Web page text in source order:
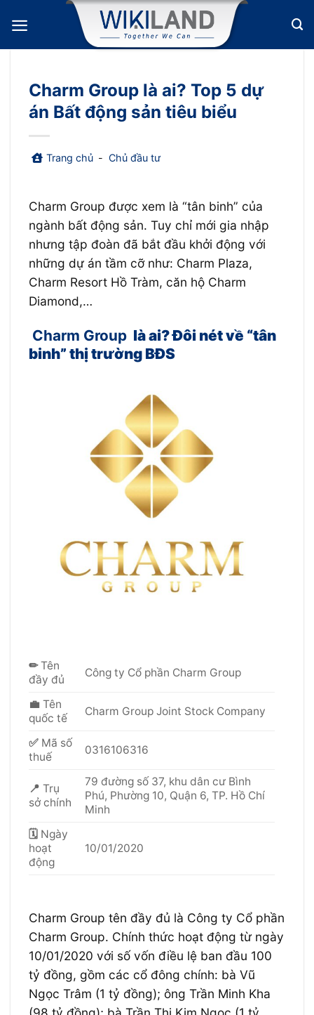
qua
nội
Charm Group là ai? Top 5 dự
án Bất động sản tiêu biểu
Trang chủ - Chủ đầu tư
Charm Group được xem là “tân binh” của
ngành bất động sản. Tuy chỉ mới gia nhập
nhưng tập đoàn đã bắt đầu khởi động với
những dự án tầm cỡ như: Charm Plaza,
Charm Resort Hồ Tràm, căn hộ Charm
Diamond,…
Charm Group là ai? Đôi nét về “tân
binh” thị trường BĐS
✏Tên
đầy đủ
Công ty Cổ phần Charm Group
💼 Tên
quốc tế
Charm Group Joint Stock Company
✅ Mã số
thuế
0316106316
📍 Trụ
sở chính
79 đường số 37, khu dân cư Bình
Phú, Phường 10, Quận 6, TP. Hồ Chí
Minh
🗓 Ngày
hoạt
động
10/01/2020
Charm Group tên đầy đủ là Công ty Cổ phần
Charm Group. Chính thức hoạt động từ ngày
10/01/2020 với số vốn điều lệ ban đầu 100
tỷ đồng, gồm các cổ đông chính: bà Vũ
Ngọc Trâm (1 tỷ đồng); ông Trần Minh Kha